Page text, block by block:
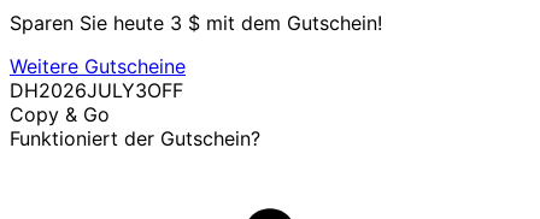
Sparen Sie heute 3 $ mit dem Gutschein!
Weitere Gutscheine
DH2026JULY3OFF
Copy & Go
Funktioniert der Gutschein?